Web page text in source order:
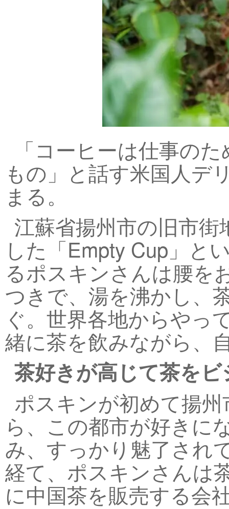
「コーヒーは仕事の
もの」と話す米国人デ
まる。
江蘇省揚州市の旧市
した「Empty Cup」と
るポスキンさんは腰を
つきで、湯を沸かし、
ぐ。世界各地からやっ
緒に茶を飲みながら、
茶好きが高じて茶を
ポスキンが初めて揚
ら、この都市が好きに
み、すっかり魅了され
経て、ポスキンさんは
に中国茶を販売する会